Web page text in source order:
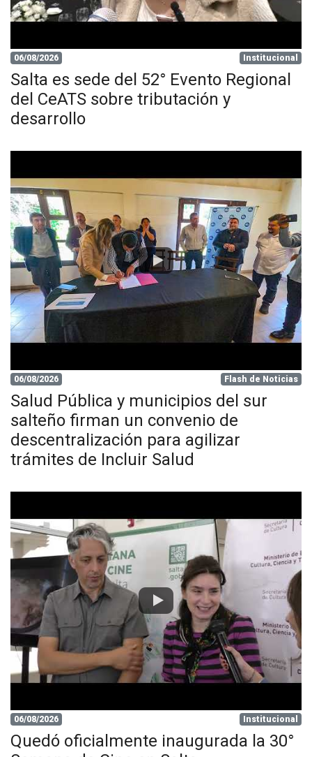
06/08/2026 Institucional
Salta es sede del 52° Evento Regional
del CeATS sobre tributación y
desarrollo
06/08/2026 Flash de Noticias
Salud Pública y municipios del sur
salteño firman un convenio de
descentralización para agilizar
trámites de Incluir Salud
06/08/2026 Institucional
Quedó oficialmente inaugurada la 30°